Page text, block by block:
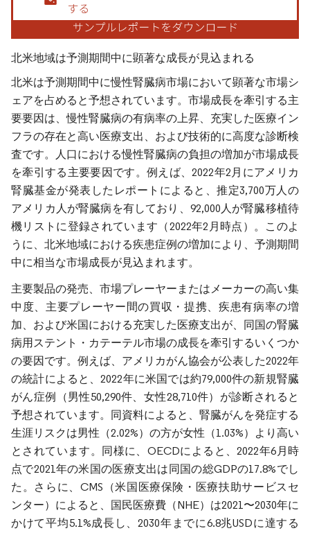
北米地域は予測期間中に顕著な成長が見込まれる
北米は予測期間中に慢性腎臓病市場において顕著な市場シ
ェアを占めると予想されています。市場成長を牽引する主
要要因は、慢性腎臓病の有病率の上昇、充実した医療イン
フラの存在と高い医療支出、および技術的に高度な診断検
査です。人口における慢性腎臓病の負担の増加が市場成長
を牽引する主要要因です。例えば、2022年2月にアメリカ
腎臓基金が発表したレポートによると、推定3,700万人の
アメリカ人が腎臓病を有しており、92,000人が腎臓移植待
機リストに登録されています（2022年2月時点）。このよ
うに、北米地域における疾患症例の増加により、予測期間
中に相当な市場成長が見込まれます。
主要製品の発売、市場プレーヤーまたはメーカーの高い集
中度、主要プレーヤー間の買収・提携、疾患有病率の増
加、および米国における充実した医療支出が、同国の腎臓
病用ステント・カテーテル市場の成長を牽引するいくつか
の要因です。例えば、アメリカがん協会が公表した2022年
の統計によると、2022年に米国では約79,000件の新規腎臓
がん症例（男性50,290件、女性28,710件）が診断されると
予想されています。同資料によると、腎臓がんを発症する
生涯リスクは男性（2.02%）の方が女性（1.03%）より高い
とされています。同様に、OECDによると、2022年6月時
点で2021年の米国の医療支出は同国の総GDPの17.8%でし
た。さらに、CMS（米国医療保険・医療扶助サービスセ
ンター）によると、国民医療費（NHE）は2021〜2030年に
かけて平均5.1%成長し、2030年までに6.8兆USDに達する